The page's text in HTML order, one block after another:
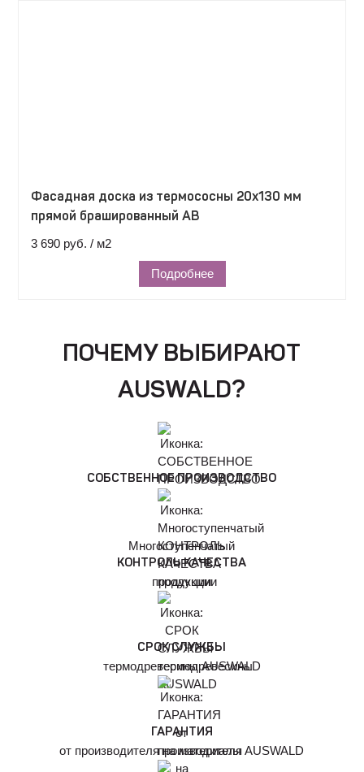
Фасадная доска из термососны 20х130 мм
прямой брашированный АВ
3 690 руб. / м2
Подробнее
ПОЧЕМУ ВЫБИРАЮТ
AUSWALD?
СОБСТВЕННОЕ ПРОИЗВОДСТВО
Многоступенчатый
КОНТРОЛЬ КАЧЕСТВА
продукции
СРОК СЛУЖБЫ
термодревесины AUSWALD
ГАРАНТИЯ
от производителя на материалы AUSWALD